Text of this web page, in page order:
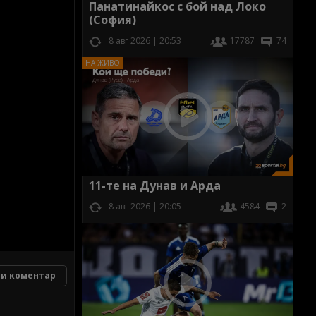
коментар
Панатинайкос с бой над Локо
(София)
8 авг 2026 | 20:53 17787 74
11-те на Дунав и Арда
8 авг 2026 | 20:05 4584 2